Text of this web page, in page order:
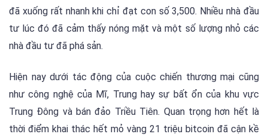
đã xuống rất nhanh khi chỉ đạt con số 3,500. Nhiều nhà đầu
tư lúc đó đã cảm thấy nóng mặt và một số lượng nhỏ các
nhà đầu tư đã phá sản.
Hiện nay dưới tác động của cuộc chiến thương mại cũng
như công nghệ của Mĩ, Trung hay sự bất ổn của khu vực
Trung Đông và bán đảo Triều Tiên. Quan trọng hơn hết là
thời điểm khai thác hết mỏ vàng 21 triệu bitcoin đã cận kề